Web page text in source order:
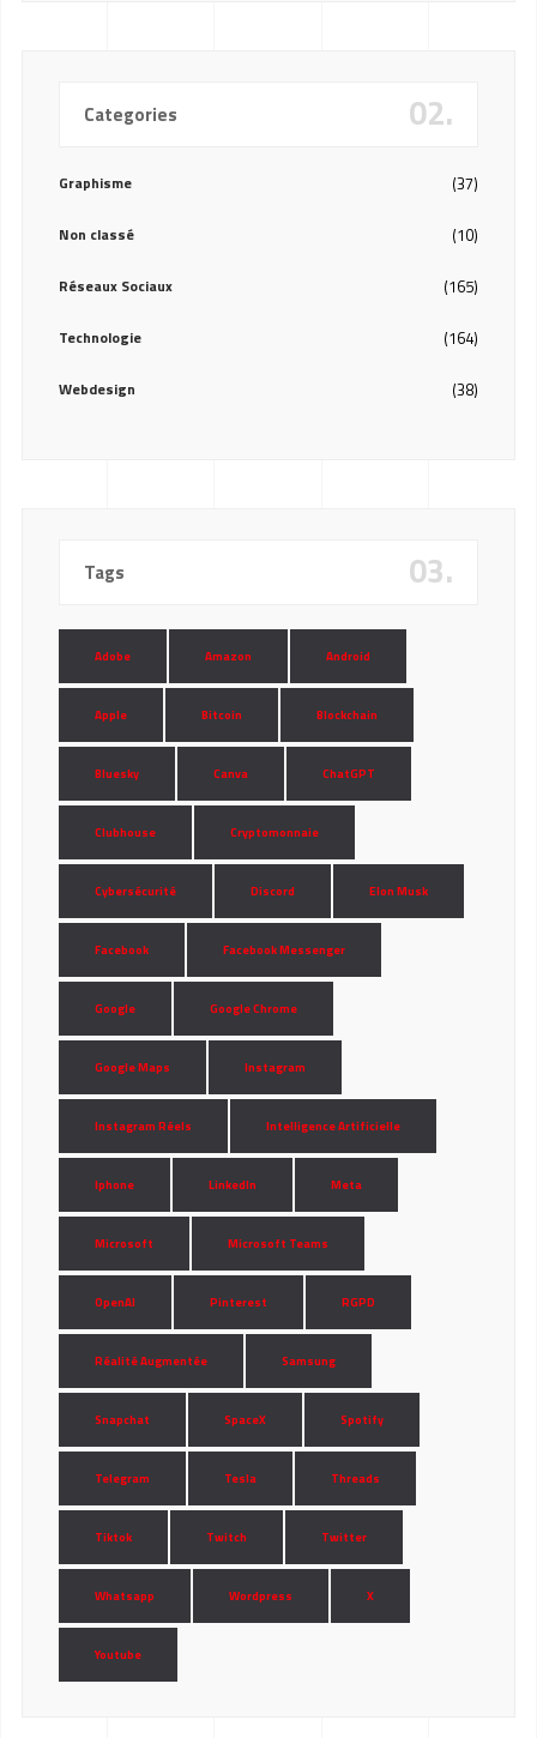
Categories 02.
Graphisme (37)
Non classé (10)
Réseaux Sociaux (165)
Technologie (164)
Webdesign (38)
Tags 03.
Adobe Amazon Android
Apple Bitcoin Blockchain
Bluesky Canva ChatGPT
Clubhouse Cryptomonnaie
Cybersécurité Discord Elon Musk
Facebook Facebook Messenger
Google Google Chrome
Google Maps Instagram
Instagram Réels Intelligence Artificielle
Iphone LinkedIn Meta
Microsoft Microsoft Teams
OpenAI Pinterest RGPD
Réalité Augmentée Samsung
Snapchat SpaceX Spotify
Telegram Tesla Threads
Tiktok Twitch Twitter
Whatsapp Wordpress X
Youtube